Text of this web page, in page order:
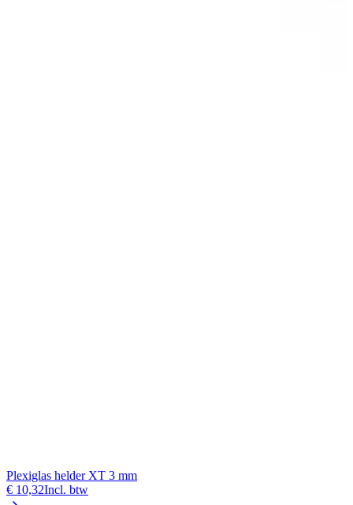
Plexiglas helder XT 3 mm
€ 10,32Incl. btw